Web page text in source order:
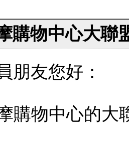
購物中心大聯
朋友您好：
購物中心的大